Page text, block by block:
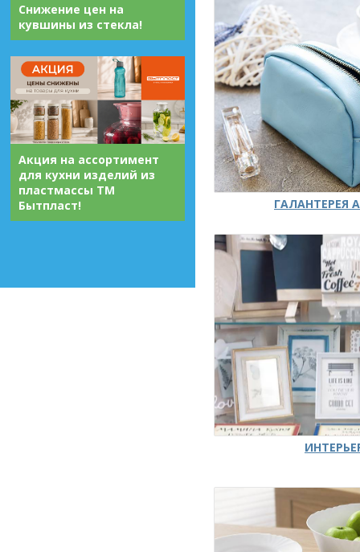
Снижение цен на
кувшины из стекла!
Акция на ассортимент
для кухни изделий из
пластмассы ТМ
Бытпласт!
ГАЛАНТЕРЕЯ